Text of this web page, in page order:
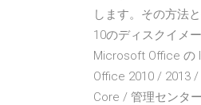
します。その方法
10のディスクイメ
Microsoft Office の
Office 2010 / 2013
Core / 管理センタ